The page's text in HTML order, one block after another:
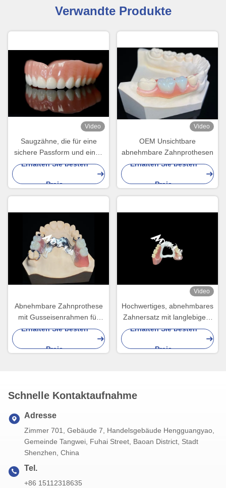
Verwandte Produkte
Video
Saugzähne, die für eine
sichere Passform und einen
verbesserten Komfort
konzipiert wurden, bieten
eine ideale Lösung für
Benutzer von abnehmbaren
Erhalten Sie besten
Preis
Video
OEM Unsichtbare
abnehmbare Zahnprothesen
Erhalten Sie besten
Preis
Abnehmbare Zahnprothese
mit Gusseisenrahmen für
überlegene Festigkeit und
anhaltendem Komfort
Erhalten Sie besten
Preis
Video
Hochwertiges, abnehmbares
Zahnersatz mit langlebigem
HPP-Rahmen und einer
komfortablen Acrylbasis für
eine sichere Passform und
Erhalten Sie besten
Preis
Schnelle Kontaktaufnahme
Adresse
Zimmer 701, Gebäude 7, Handelsgebäude Hengguangyao,
Gemeinde Tangwei, Fuhai Street, Baoan District, Stadt
Shenzhen, China
Tel.
+86 15112318635